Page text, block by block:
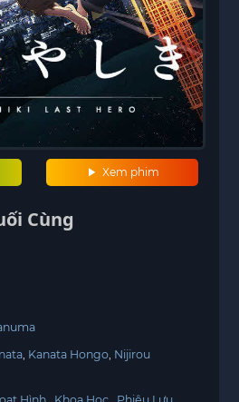
Xem phim
Cùng
Kanata Hongo Nijirou